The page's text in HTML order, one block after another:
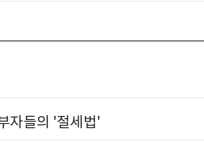
자들의 '절세법'